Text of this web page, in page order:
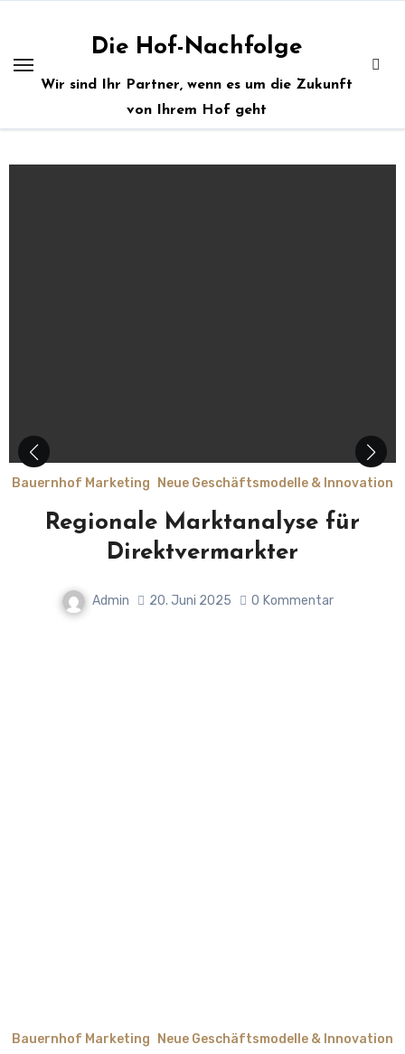
springen
Die Hof-Nachfolge
Wir sind Ihr Partner, wenn es um die Zukunft
von Ihrem Hof geht
Bauernhof Marketing Neue Geschäftsmodelle & Innovation
Regionale Marktanalyse für
Direktvermarkter
Admin 20. Juni 2025 0 Kommentar
Bauernhof Marketing Neue Geschäftsmodelle & Innovation